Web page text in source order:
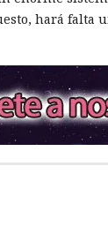
hará falta